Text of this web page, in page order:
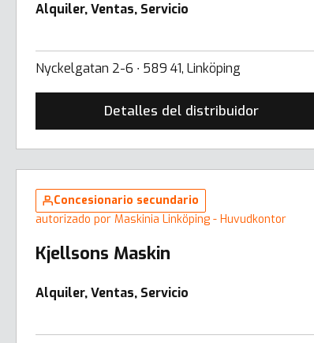
Alquiler, Ventas, Servicio
Nyckelgatan 2-6 ∙ 589 41, Linköping
Detalles del distribuidor
Concesionario secundario
autorizado por Maskinia Linköping - Huvudkontor
Kjellsons Maskin
Alquiler, Ventas, Servicio